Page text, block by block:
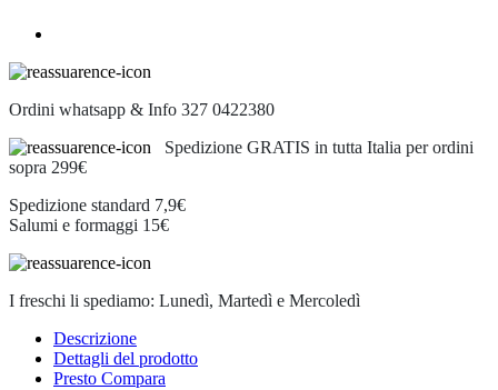
Ordini whatsapp & Info 327 0422380
Spedizione GRATIS in tutta Italia per ordini
sopra 299€
Spedizione standard 7,9€
Salumi e formaggi 15€
I freschi li spediamo: Lunedì, Martedì e Mercoledì
Descrizione
Dettagli del prodotto
Presto Compara